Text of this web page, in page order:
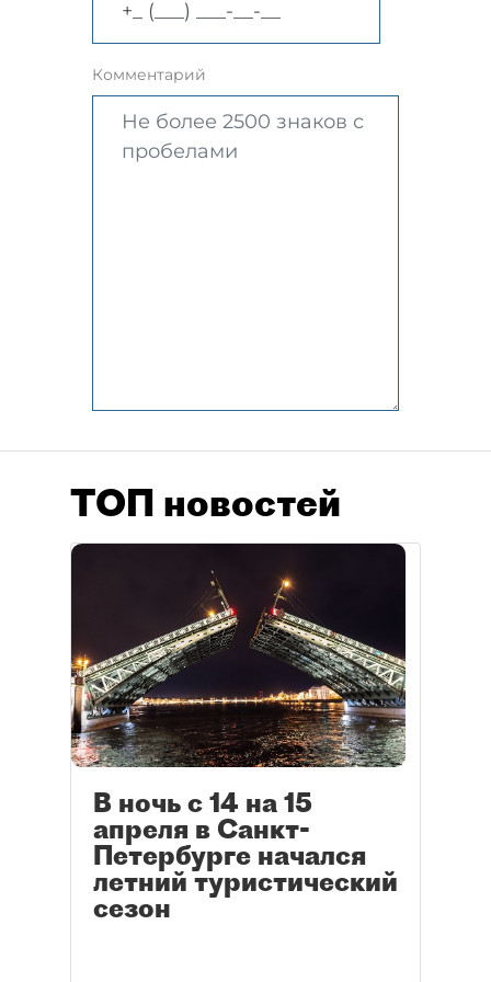
Комментарий
ТОП новостей
В ночь с 14 на 15
апреля в Санкт-
Петербурге начался
летний туристический
сезон